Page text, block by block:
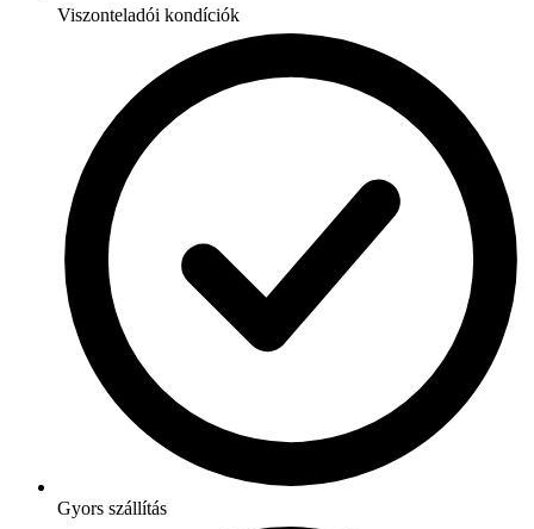
Viszonteladói kondíciók
Gyors szállítás